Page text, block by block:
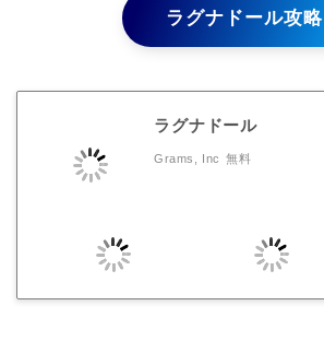
ラグナドール攻略
ラグナドール
Grams, Inc 無料